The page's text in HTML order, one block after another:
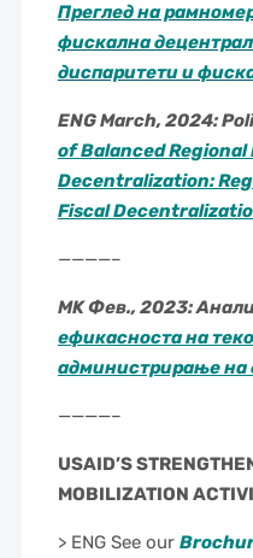
Преглед на
фискална
диспаритети и
ENG March, 2024:
of Balanced
Decentralization:
Fiscal
————–
MK Фев., 2023:
ефикасноста на
администрирање на
————–
USAID’S
MOBILIZATION
> ENG See our